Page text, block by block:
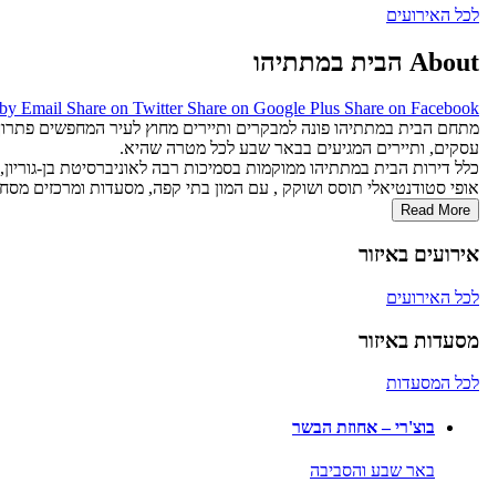
לכל האירועים
About הבית במתתיהו
Email Share on Twitter Share on Google Plus Share on Facebook
מתחם הבית במתתיהו פונה למבקרים ותיירים מחוץ לעיר המחפשים
עסקים, ותיירים המגיעים בבאר שבע לכל מטרה שהיא.
כלל דירות הבית במתתיהו ממוקמות בסמיכות רבה לאוניברסיטת בן-
אופי סטודנטיאלי תוסס ושוקק , עם המון בתי קפה, מסעדות ומרכזים
Read More
אירועים באיזור
לכל האירועים
מסעדות באיזור
לכל המסעדות
בוצ'רי – אחוזת הבשר
באר שבע והסביבה